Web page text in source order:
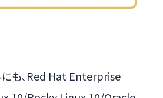
も、Red Hat Enterprise